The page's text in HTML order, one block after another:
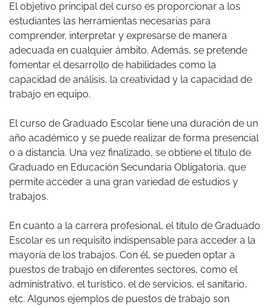
El objetivo principal del curso es proporcionar a los
estudiantes las herramientas necesarias para
comprender, interpretar y expresarse de manera
adecuada en cualquier ámbito. Además, se pretende
fomentar el desarrollo de habilidades como la
capacidad de análisis, la creatividad y la capacidad de
trabajo en equipo.
El curso de Graduado Escolar tiene una duración de un
año académico y se puede realizar de forma presencial
o a distancia. Una vez finalizado, se obtiene el título de
Graduado en Educación Secundaria Obligatoria, que
permite acceder a una gran variedad de estudios y
trabajos.
En cuanto a la carrera profesional, el título de Graduado
Escolar es un requisito indispensable para acceder a la
mayoría de los trabajos. Con él, se pueden optar a
puestos de trabajo en diferentes sectores, como el
administrativo, el turístico, el de servicios, el sanitario,
etc. Algunos ejemplos de puestos de trabajo son